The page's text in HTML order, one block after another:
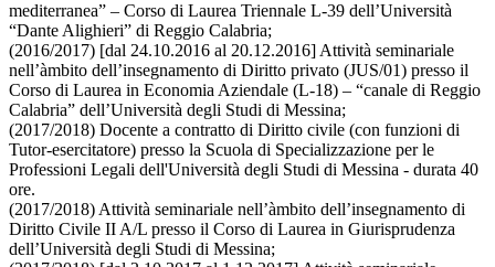
mediterranea” – Corso di Laurea Triennale L-39 dell’Università
“Dante Alighieri” di Reggio Calabria;
(2016/2017) [dal 24.10.2016 al 20.12.2016] Attività seminariale
nell’àmbito dell’insegnamento di Diritto privato (JUS/01) presso il
Corso di Laurea in Economia Aziendale (L-18) – “canale di Reggio
Calabria” dell’Università degli Studi di Messina;
(2017/2018) Docente a contratto di Diritto civile (con funzioni di
Tutor-esercitatore) presso la Scuola di Specializzazione per le
Professioni Legali dell'Università degli Studi di Messina - durata 40
ore.
(2017/2018) Attività seminariale nell’àmbito dell’insegnamento di
Diritto Civile II A/L presso il Corso di Laurea in Giurisprudenza
dell’Università degli Studi di Messina;